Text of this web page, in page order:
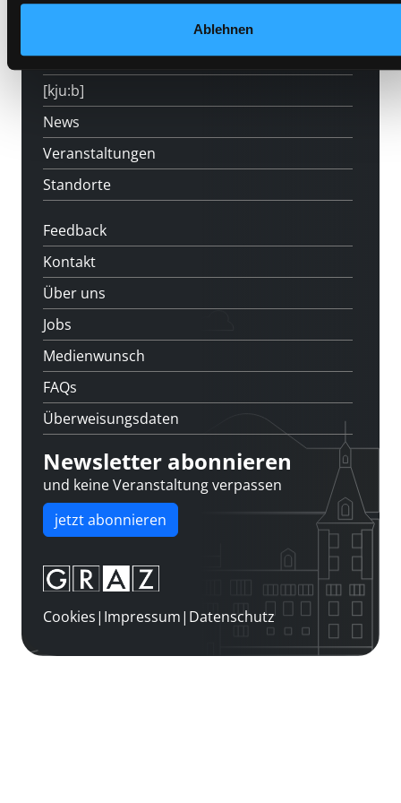
Ablehnen
LABUKA
[kju:b]
News
Veranstaltungen
Standorte
Feedback
Kontakt
Über uns
Jobs
Medienwunsch
FAQs
Überweisungsdaten
Newsletter abonnieren
und keine Veranstaltung verpassen
jetzt abonnieren
Cookies| Impressum| Datenschutz